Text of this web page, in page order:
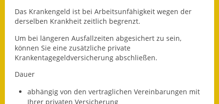
Nachhaltigkeitsbericht
Ortsplan
Straßenbau
Das Krankengeld ist bei Arbeitsunfähigkeit wegen der
derselben Krankheit zeitlich begrenzt.
Um bei längeren Ausfallzeiten abgesichert zu sein,
können Sie eine zusätzliche private
Krankentagegeldversicherung abschließen.
Dauer
abhängig von den vertraglichen Vereinbarungen mit
Ihrer privaten Versicherung